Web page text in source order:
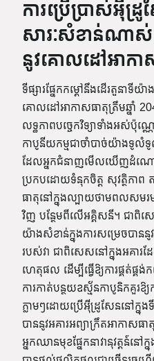
ការប្រើប្រាស់អ៊ីដ្
សារៈសំខាន់ណាស់
នូវគោលដៅអាកា
ទីផ្សារផ្នែកកម្ដៅនឹងដើរតួនាទីយ៉
គោលដៅអាកាសធាតុត្រឹមឆ្នាំ
លទ្ធភាពបច្ចេកវិទ្យាទាំងអស់ប៉ុណ្ណ
កាបូនីយកម្មជាចាំបាច់យ៉ាងទូ
ដែលអ្នកជំនាញមើលឃើញដំណោះ
ប្រកបដោយទំនុកចិត្ត សុវត្ថិភាព
ធាតុនៅក្នុងល្បាយថាមពលសមរម្
វិញ បន្ថែមពីលើអគ្គិសនី។ ជាពិ
យ៉ាងសំខាន់ក្នុងការសម្រេចបាន
របស់វា ជាពិសេសនៅក្នុងអគារ
ហេតុផល ដើម្បីធ្វើឱ្យការផ្គត់ផ្គ
ការកាត់បន្ថយឧស្ម័នកាបូនិកគួរ
ភ្លាមៗដោយប្រើអ៊ីដ្រូសែននៅក្នុង
បាននូវអគារអព្យាក្រឹតអាកាសធា
អ្នកឈានមុខផ្នែកនាវានុវត្តន៍ន